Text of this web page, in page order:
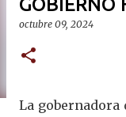
GOBIERNO
octubre 09, 2024
La gobernadora